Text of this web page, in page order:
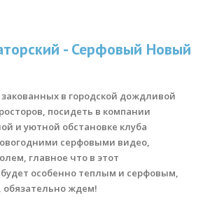
- Серфовый Новый
в городской дождливой
посидеть в компании
и уютной обстановке клуба
серфовыми видео,
главное что в этот
особенно теплым и серфовым,
обязательно ждем!